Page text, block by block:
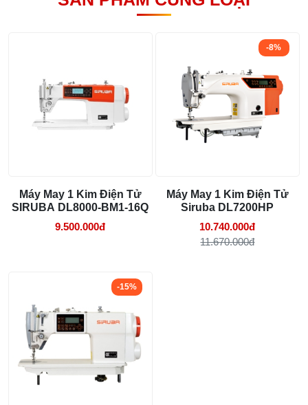
Bảng thông số máy may điện tử
Model Siruba DL7200-BM1-15
Kiểu mũi may Mũi thắt nút
Chiều dài mũi may tối đa
Mã kim
Độ nâng chân vịt
Động cơ
Đồng tiền máy may là gì? Hướng dẫn chỉnh
chỉ đúng
21/07/2026 09:08 AM
Quy trình kiểm vải đầu vào và cách tính
điểm lỗi chuẩn
bỏ mũi
Linh kiện máy cắt vải phổ biến và dấu hiệu
29/07/2026 09:14 AM
Máy May 1 Kim Điện Tử
SIRUBA DL8000-BM1-16Q
9.500.000đ
Máy May 1 Kim Điện Tử
Siruba DL7200HP
10.740.000đ
11.670.000đ
-8%
-15%